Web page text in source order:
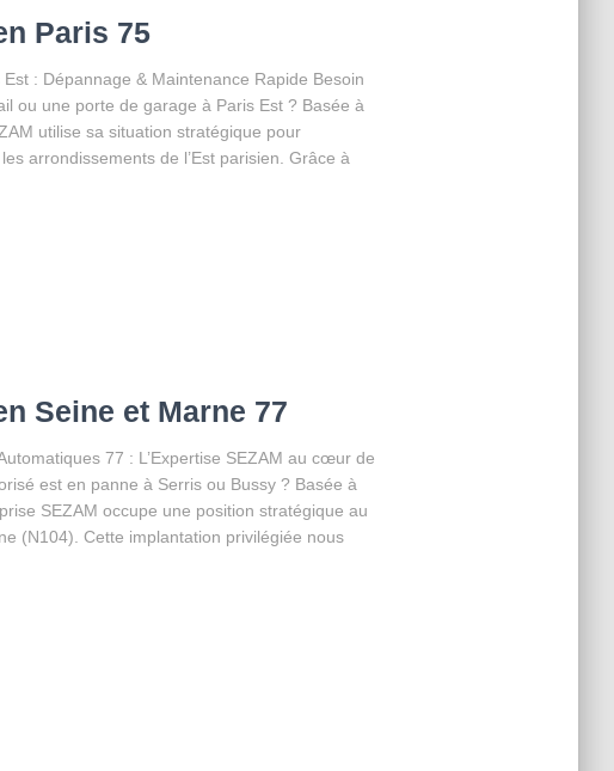
Paris 75
: Dépannage & Maintenance Rapide Besoin
ou une porte de garage à Paris Est ? Basée à
utilise sa situation stratégique pour
arrondissements de l’Est parisien. Grâce à
Seine et Marne 77
77 : L’Expertise SEZAM au cœur de
est en panne à Serris ou Bussy ? Basée à
SEZAM occupe une position stratégique au
(N104). Cette implantation privilégiée nous